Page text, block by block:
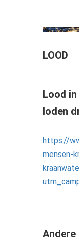
LOOD
Lood
loden
https://
mensen-
Andere